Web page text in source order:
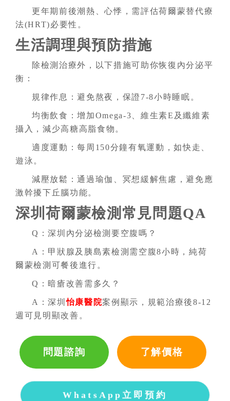
更年期前後潮熱、心悸，需評估荷爾蒙替代療
法(HRT)必要性。
生活調理與預防措施
除檢測治療外，以下措施可助你恢復內分泌平
衡：
規律作息：避免熬夜，保證7-8小時睡眠。
均衡飲食：增加Omega-3、維生素E及纖維素
攝入，減少高糖高脂食物。
適度運動：每周150分鐘有氧運動，如快走、
遊泳。
減壓放鬆：通過瑜伽、冥想緩解焦慮，避免應
激幹擾下丘腦功能。
深圳荷爾蒙檢測 常見問題QA
Q：深圳內分泌檢測要空腹嗎？
A：甲狀腺及胰島素檢測需空腹8小時，純荷
爾蒙檢測可餐後進行。
Q：暗瘡改善需多久？
A：深圳怡康醫院案例顯示，規範治療後8-12
週可見明顯改善。
問題諮詢 了解價格
WhatsApp立即預約